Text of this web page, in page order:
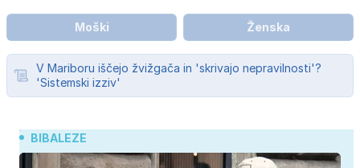
Moški Ženska
V Mariboru iščejo žvižgača in 'skrivajo nepravilnosti'?
'Sistemski izziv'
BIBALEZE